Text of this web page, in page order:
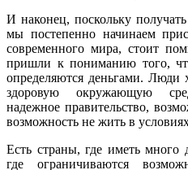
И наконец, поскольку
мы постепенно начинаем
современного мира, стоит
пришли к пониманию того,
определяются деньгами. Люди
здоровую окружающую
надежное правительство,
возможность не жить в
Есть страны, где иметь много
где ограничиваются